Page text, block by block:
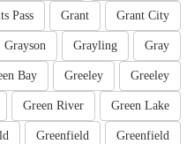
Grant City
Grant
Pass
Gray
Grayling
Grayson
Greeley
Greeley
Bay
Green Lake
Green River
Greenfield
Greenfield